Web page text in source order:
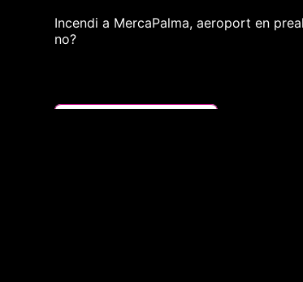
Incendi a MercaPalma, aeroport en
no?